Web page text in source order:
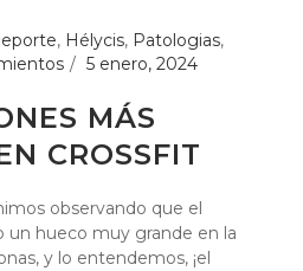
, Hélycis, Patologias,
5 enero, 2024
MÁS
CROSSFIT
observando que el
un hueco muy grande en la
y lo entendemos, ¡el